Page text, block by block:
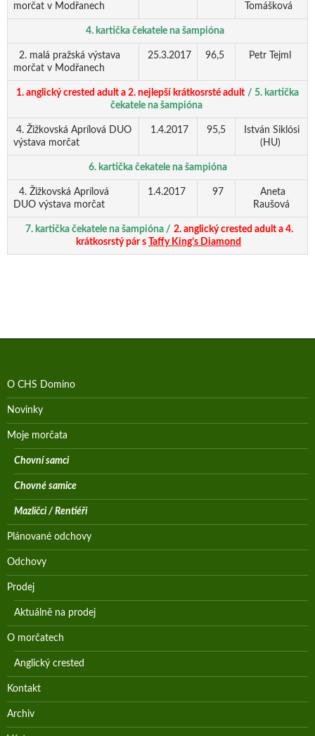
morčat v Modřanech
Tomášková
4. kartička čekatele na šampióna
2. malá pražská výstava
morčat v Modřanech
25.3.2017 96,5 Petr Tejml
1. anglický crested adult a 2. nejlepší krátkosrsté adult / 5. kartička
čekatele na šampióna
4. Žižkovská Aprílová DUO
výstava morčat
1.4.2017 95,5
István Siklósi
(HU)
6. kartička čekatele na šampióna
4. Žižkovská Aprílová
DUO výstava morčat
1.4.2017 97
Aneta
Raušová
7. kartička čekatele na šampióna / 2. anglický crested adult a 4.
krátkosrstý pár s
Taffy King’s Diamond
O CHS Domino
Novinky
Moje morčata
Chovní samci
Chovné samice
Mazličci / Rentiéři
Plánované odchovy
Odchovy
Prodej
Aktuálně na prodej
O morčatech
Anglický crested
Kontakt
Archiv